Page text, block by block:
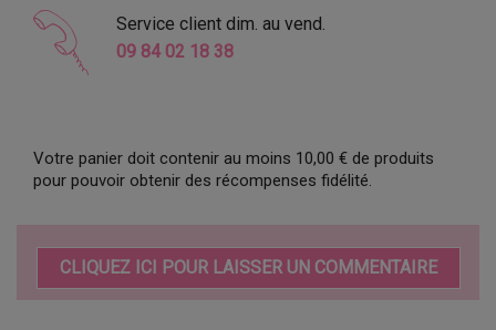
Service client dim. au vend.
09 84 02 18 38
Votre panier doit contenir au moins 10,00 € de produits
pour pouvoir obtenir des récompenses fidélité.
CLIQUEZ ICI POUR LAISSER UN COMMENTAIRE